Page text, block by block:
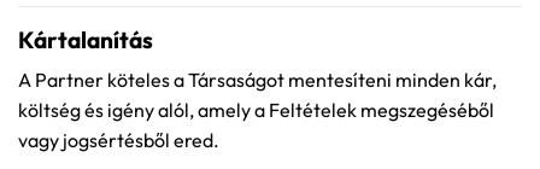
Kártalanítás
A Partner köteles a Társaságot mentesíteni minden kár,
költség és igény alól, amely a Feltételek megszegéséből
vagy jogsértésből ered.